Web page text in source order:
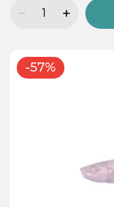
-57%